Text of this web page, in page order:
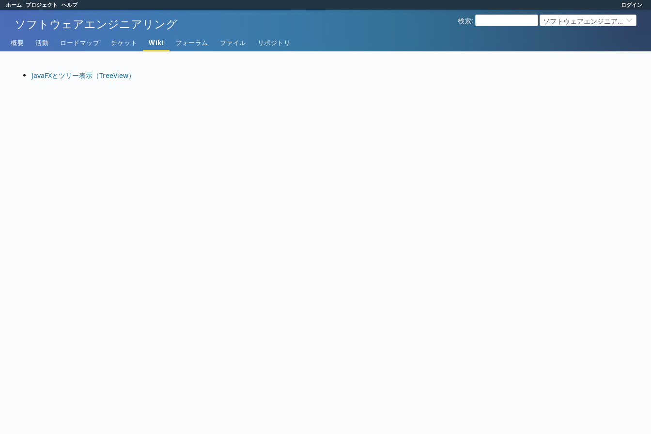
ログイン
ホーム プロジェクト ヘルプ
検索: ソフトウェアエンジニアリング
ソフトウェアエンジニアリング
概要 活動 ロードマップ チケット Wiki フォーラム ファイル リポジトリ
JavaFXとツリー表示（TreeView）